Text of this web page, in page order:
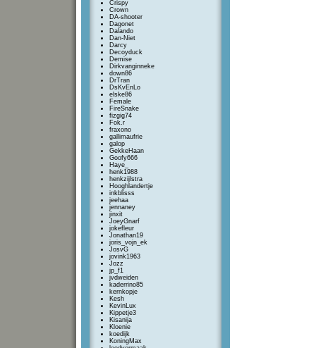
Crispy
Crown
DA-shooter
Dagonet
Dalando
Dan-Niet
Darcy
Decoyduck
Demise
Dirkvanginneke
down86
DrTran
DsKvEnLo
elske86
Female
FireSnake
fizgig74
Fok.r
fraxono
gallimaufrie
galop
GekkeHaan
Goofy666
Haye_
henk1988
henkzijlstra
Hooghlandertje
inkblisss
jeehaa
jennaney
jinxit
JoeyGnarf
jokefleur
Jonathan19
joris_vojn_ek
JosvG
jovink1963
Jozz
jp_f1
jvdweiden
kaderrino85
kernkopje
Kesh
KevinLux
Kippetje3
Kisanija
Kloenie
koedijk
KoningMax